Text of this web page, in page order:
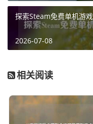
富平台的游戏库,吸引
随着中国互联网基础
展，玩家对于在线游
凭借其稳定的服务、
得 Steam 在与其他竞
在中国市场的持续发展
中国在 Steam 领域的
探索Steam免费单机游
2026-07-08
相关阅读